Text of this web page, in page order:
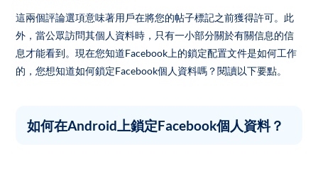
這兩個評論選項意味著用戶在將您的帖子標記之前獲得許可。此
外，當公眾訪問其個人資料時，只有一小部分關於有關信息的信
息才能看到。現在您知道Facebook上的鎖定配置文件是如何工作
的，您想知道如何鎖定Facebook個人資料嗎？閱讀以下要點。
如何在Android上鎖定Facebook個人資料？